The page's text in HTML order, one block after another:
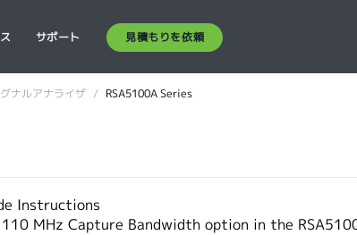
サポート 見積もりを依頼
ナルアナライザ RSA5100A Series
Instructions
MHz Capture Bandwidth option in the